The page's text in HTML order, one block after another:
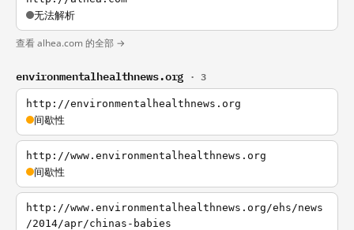
无法解析
查看 alhea.com 的全部 →
environmentalhealthnews.org · 3
http://environmentalhealthnews.org
间歇性
http://www.environmentalhealthnews.org
间歇性
http://www.environmentalhealthnews.org/ehs/news
/2014/apr/chinas-babies